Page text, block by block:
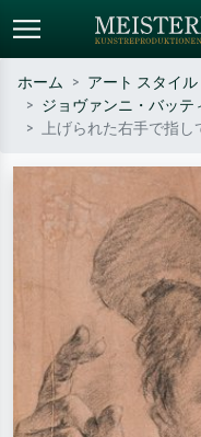
標準検索
斎の波、ヌード。
ホーム アート スタイル
ジョヴァンニ・バッテ
上げられた右手で指し